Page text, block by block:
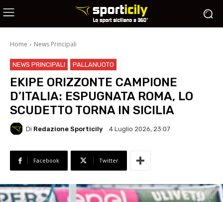
Home News Principali
NEWS PRINCIPALI PALLANUOTO
EKIPE ORIZZONTE CAMPIONE
D’ITALIA: ESPUGNATA ROMA, LO
SCUDETTO TORNA IN SICILIA
Di Redazione Sporticily 4 Luglio 2026, 23:07
Facebook Twitter